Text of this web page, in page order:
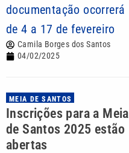
documentação ocorrerá
de 4 a 17 de fevereiro
Camila Borges dos Santos
04/02/2025
MEIA DE SANTOS
Inscrições para a Meia
de Santos 2025 estão
abertas